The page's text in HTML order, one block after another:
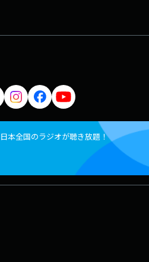
本全国のラジオが聴き放題！